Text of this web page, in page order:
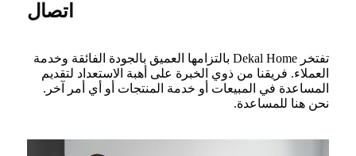
اتصال
تفتخر Dekal Home بالتزامها العميق بالجودة الفائقة وخدمة
العملاء. فريقنا من ذوي الخبرة على أهبة الاستعداد لتقديم
المساعدة في المبيعات أو خدمة المنتجات أو أي أمر آخر.
نحن هنا للمساعدة.